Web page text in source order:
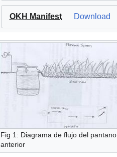
OKH Manifest Download
Fig 1: Diagrama de flujo del pantano
anterior